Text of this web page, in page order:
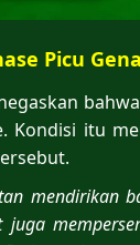
Picu
Kondisi itu
mendirikan
juga